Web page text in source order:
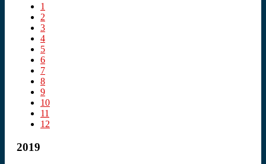
1
2
3
4
5
6
7
8
9
10
11
12
2019